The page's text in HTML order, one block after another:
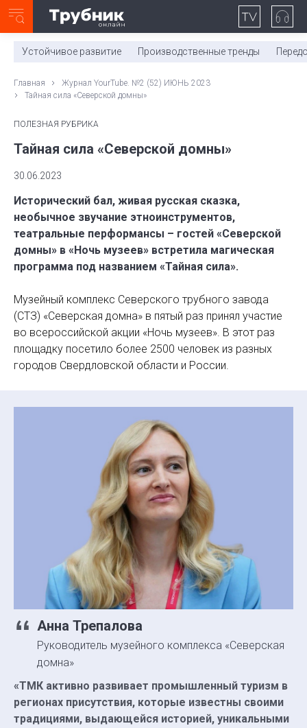
0:00/ 11:03
Устойчивое развитие Производственные тренды
Главная
Журнал YourTube. №2 (52) ИЮНЬ 2023
Тайная сила «Северской домны»
ПОЛЕЗНАЯ РУБРИКА
Тайная сила «Северской домны»
30.06.2023
Исторический бал, живая русская сказка,
необычное звучание этноинструментов,
театральные перформансы – гостей «Северской
домны» в «Ночь музеев» встретила магическая
программа под названием «Тайная сила».
Музейный комплекс Северского трубного завода
(СТЗ) «Северская домна» в пятый раз принял участие
во всероссийской акции «Ночь музеев». В этот раз
площадку посетило более 2500 человек из разных
городов Свердловской области и России.
Анна Трепалова
Руководитель музейного комплекса «Северская
домна»
«ТМК активно развивает промышленный туризм в
регионах присутствия, которые известны своими
традициями, выдающейся историей, уникальными